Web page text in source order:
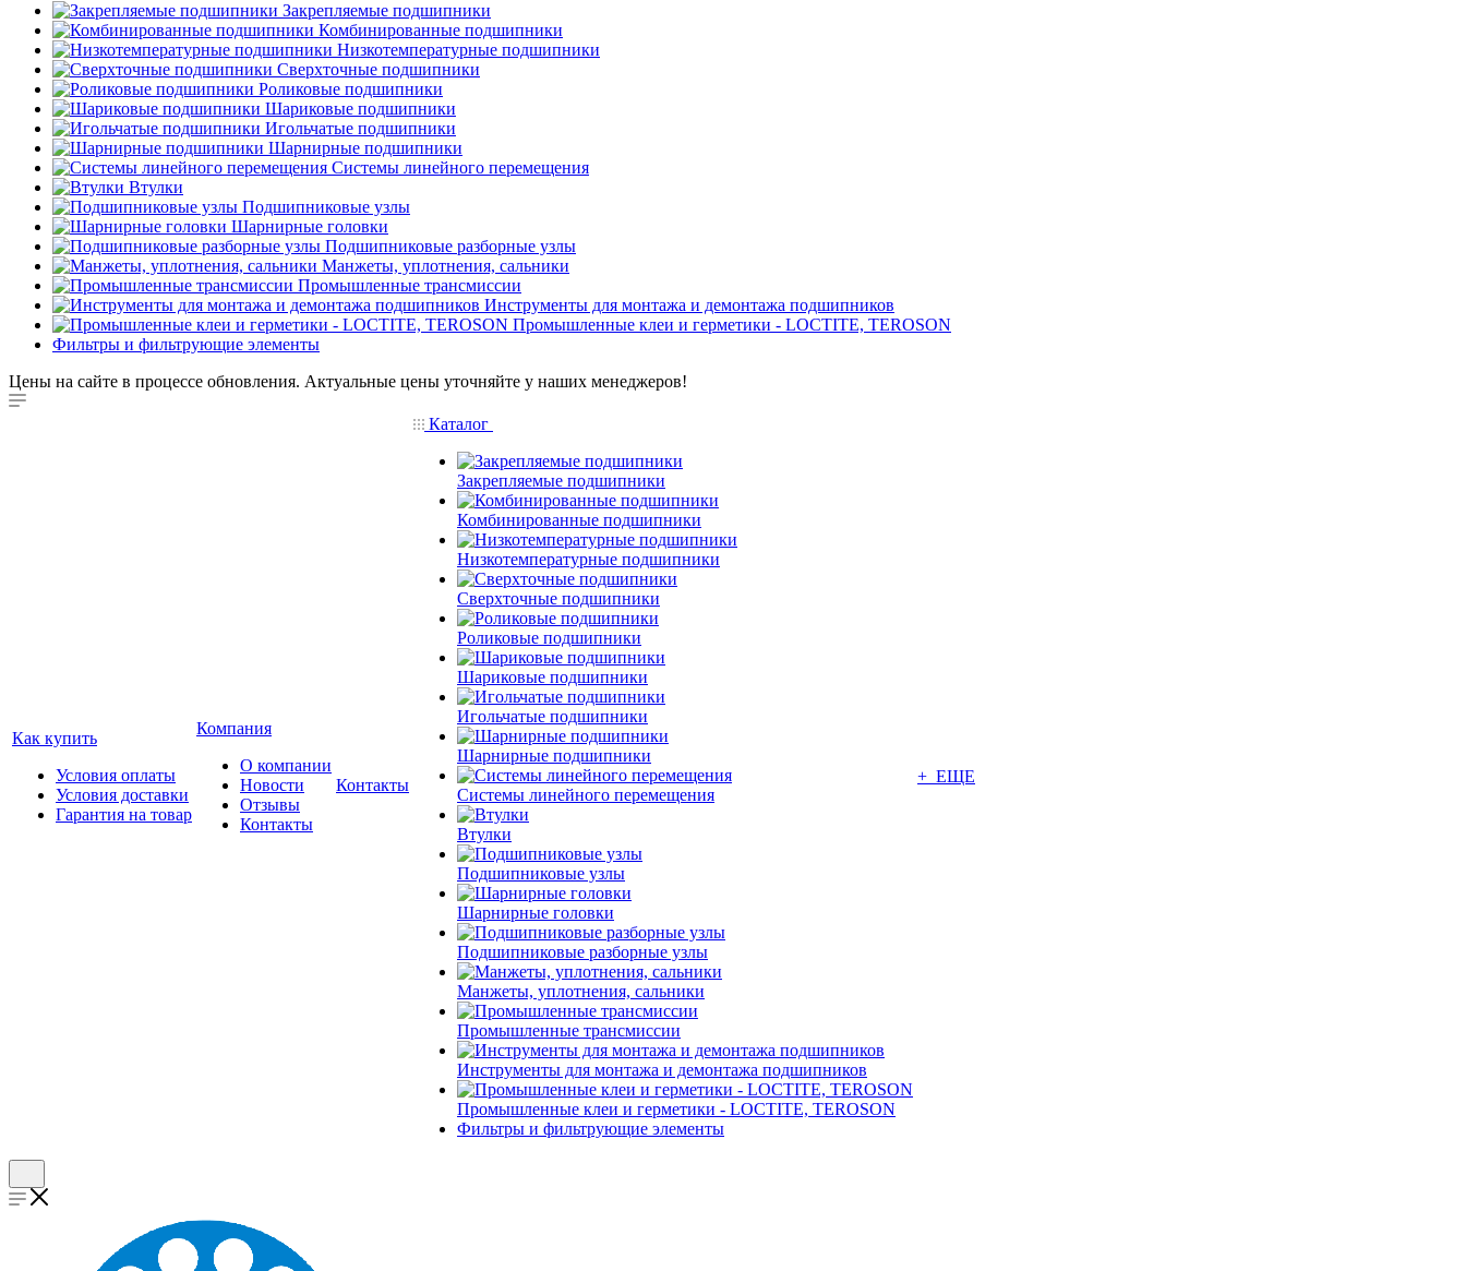
Закрепляемые подшипники
Комбинированные подшипники
Низкотемпературные подшипники
Сверхточные подшипники
Роликовые подшипники
Шариковые подшипники
Игольчатые подшипники
Шарнирные подшипники
Системы линейного перемещения
Втулки
Подшипниковые узлы
Шарнирные головки
Подшипниковые разборные узлы
Манжеты, уплотнения, сальники
Промышленные трансмиссии
Инструменты для монтажа и демонтажа подшипников
Промышленные клеи и герметики - LOCTITE, TEROSON
Фильтры и фильтрующие элементы
Цены на сайте в процессе обновления. Актуальные цены уточняйте у наших менеджеров!
Как купить
Условия оплаты
Условия доставки
Гарантия на товар
Компания
О компании
Новости
Отзывы
Контакты
Контакты
Каталог
Закрепляемые подшипники
Комбинированные подшипники
Низкотемпературные подшипники
Сверхточные подшипники
Роликовые подшипники
Шариковые подшипники
Игольчатые подшипники
Шарнирные подшипники
Системы линейного перемещения
Втулки
Подшипниковые узлы
Шарнирные головки
Подшипниковые разборные узлы
Манжеты, уплотнения, сальники
Промышленные трансмиссии
Инструменты для монтажа и демонтажа подшипников
Промышленные клеи и герметики - LOCTITE, TEROSON
Фильтры и фильтрующие элементы
+ ЕЩЕ